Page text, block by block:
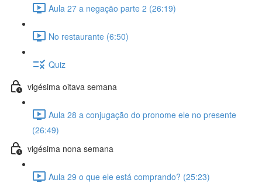
Aula 27 a negação parte 2 (26:19)
No restaurante (6:50)
Quiz
vigésima oitava semana
Aula 28 a conjugação do pronome ele no presente
(26:49)
vigésima nona semana
Aula 29 o que ele está comprando? (25:23)